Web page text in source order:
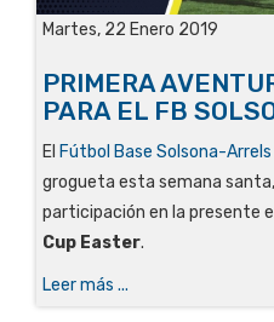
Martes, 22 Enero 2019
PRIMERA
PARA EL FB
El Fútbol Base Solsona-Arrels
grogueta esta semana
participación en la presente
Cup Easter.
Leer más ...